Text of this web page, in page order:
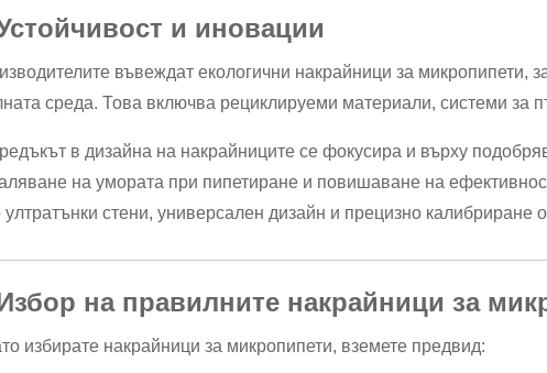
и иновации
въвеждат екологични накрайници за микропипети,
среда. Това включва рециклируеми материали, системи за
в дизайна на накрайниците се фокусира и върху
на умората при пипетиране и повишаване на
ултратънки стени, универсален дизайн и прецизно калибриране
на правилните накрайници за
избирате накрайници за микропипети, вземете предвид: